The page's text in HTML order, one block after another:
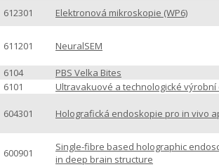
612301
Elektronová mikroskopie (WP6)
611201 NeuralSEM
6104
PBS Velka Bites
6101
Ultravakuové a technologické výrobní
604301 Holografická endoskopie pro in vivo
600901
Single-fibre based holographic
in deep brain structure